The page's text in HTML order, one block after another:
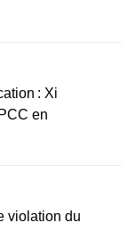
: Xi
en
violation du